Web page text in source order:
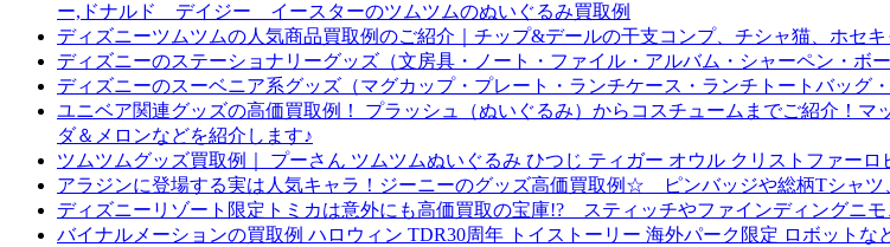
ー,ドナルド デイジー イースターのツムツムのぬいぐるみ買取例
ディズニーツムツムの人気商品買取例のご紹介｜チップ&デールの干支コンプ、チシャ猫、ホセ
ディズニーのステーショナリーグッズ（文房具・ノート・ファイル・アルバム・シャーペン・ボ
ディズニーのスーベニア系グッズ（マグカップ・プレート・ランチケース・ランチトートバッグ
ユニベア関連グッズの高価買取例！ プラッシュ（ぬいぐるみ）からコスチュームまでご紹介！
ダ＆メロンなどを紹介します♪
ツムツムグッズ買取例｜ プーさん ツムツムぬいぐるみ ひつじ ティガー オウル クリストファーロ
アラジンに登場する実は人気キャラ！ジーニーのグッズ高価買取例☆ ピンバッジや総柄Tシャ
ディズニーリゾート限定トミカは意外にも高価買取の宝庫!? スティッチやファインディングニ
バイナルメーションの買取例 ハロウィン TDR30周年 トイストーリー 海外パーク限定 ロボットな